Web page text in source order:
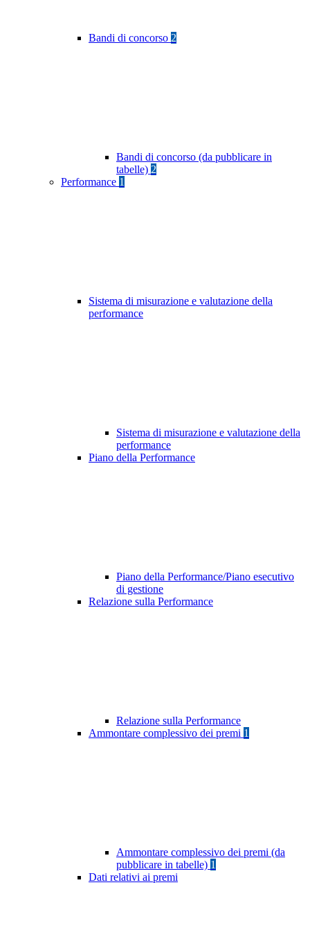
Bandi di concorso 2
Bandi di concorso (da pubblicare in
tabelle) 2
Performance 1
Sistema di misurazione e valutazione della
performance
Sistema di misurazione e valutazione della
performance
Piano della Performance
Piano della Performance/Piano esecutivo
di gestione
Relazione sulla Performance
Relazione sulla Performance
Ammontare complessivo dei premi 1
Ammontare complessivo dei premi (da
pubblicare in tabelle) 1
Dati relativi ai premi